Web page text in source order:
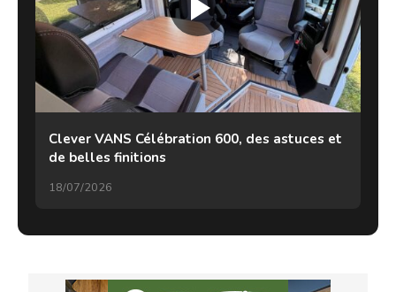
Clever VANS Célébration 600, des astuces et
de belles finitions
18/07/2026